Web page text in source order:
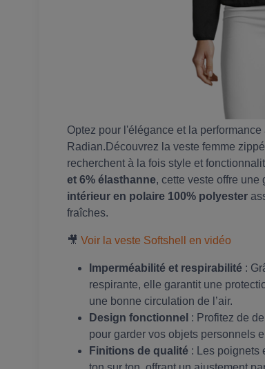
Optez pour l'élégance et la
Radian.Découvrez la veste femme
recherchent à la fois style et
et 6% élasthanne, cette veste offre
intérieur en polaire 100% polyester
fraîches.
🎥 Voir la veste Softshell en vidéo
Imperméabilité et respirabilité :
respirante, elle garantit une
une bonne circulation de l’air.
Design fonctionnel : Profitez de
pour garder vos objets personnels
Finitions de qualité : Les poignets